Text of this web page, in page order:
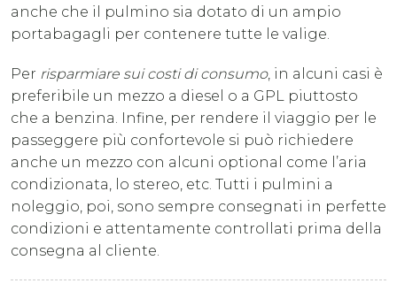
anche che il pulmino sia dotato di un ampio
portabagagli per contenere tutte le valige.
Per risparmiare sui costi di consumo, in alcuni casi è
preferibile un mezzo a diesel o a GPL piuttosto
che a benzina. Infine, per rendere il viaggio per le
passeggere più confortevole si può richiedere
anche un mezzo con alcuni optional come l’aria
condizionata, lo stereo, etc. Tutti i pulmini a
noleggio, poi, sono sempre consegnati in perfette
condizioni e attentamente controllati prima della
consegna al cliente.